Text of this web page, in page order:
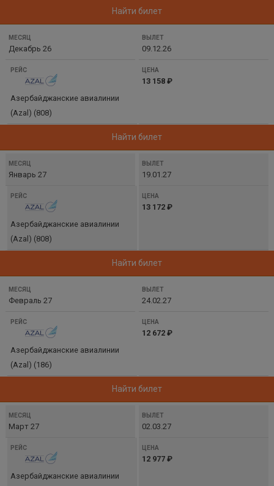
Найти билет
Декабрь 26 09.12.26
Азербайджанские авиалинии
(Azal) (808)
13 158 ₽
Найти билет
Январь 27 19.01.27
Азербайджанские авиалинии
(Azal) (808)
13 172 ₽
Найти билет
Февраль 27 24.02.27
Азербайджанские авиалинии
(Azal) (186)
12 672 ₽
Найти билет
Март 27 02.03.27
Азербайджанские авиалинии
12 977 ₽